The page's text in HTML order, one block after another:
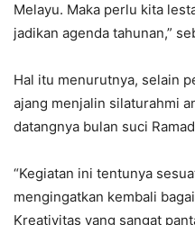
Melayu. Maka perlu kita
jadikan agenda tahunan,”
Hal itu menurutnya, selain
ajang menjalin silaturahmi
datangnya bulan suci
“Kegiatan ini tentunya
mengingatkan kembali
Kreativitas yang sangat